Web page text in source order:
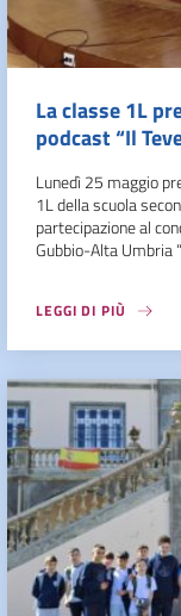
La classe 1L
podcast “Il
Lunedì 25 maggio
1L della scuola
partecipazione al
Gubbio-Alta Umbria
LEGGI DI PIÙ